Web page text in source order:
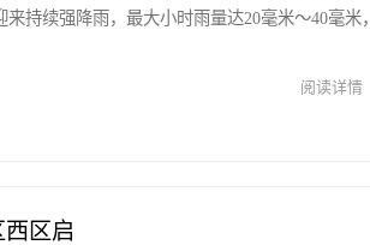
持续强降雨，最大小时雨量达20毫米～40毫米，
阅读详情
区启